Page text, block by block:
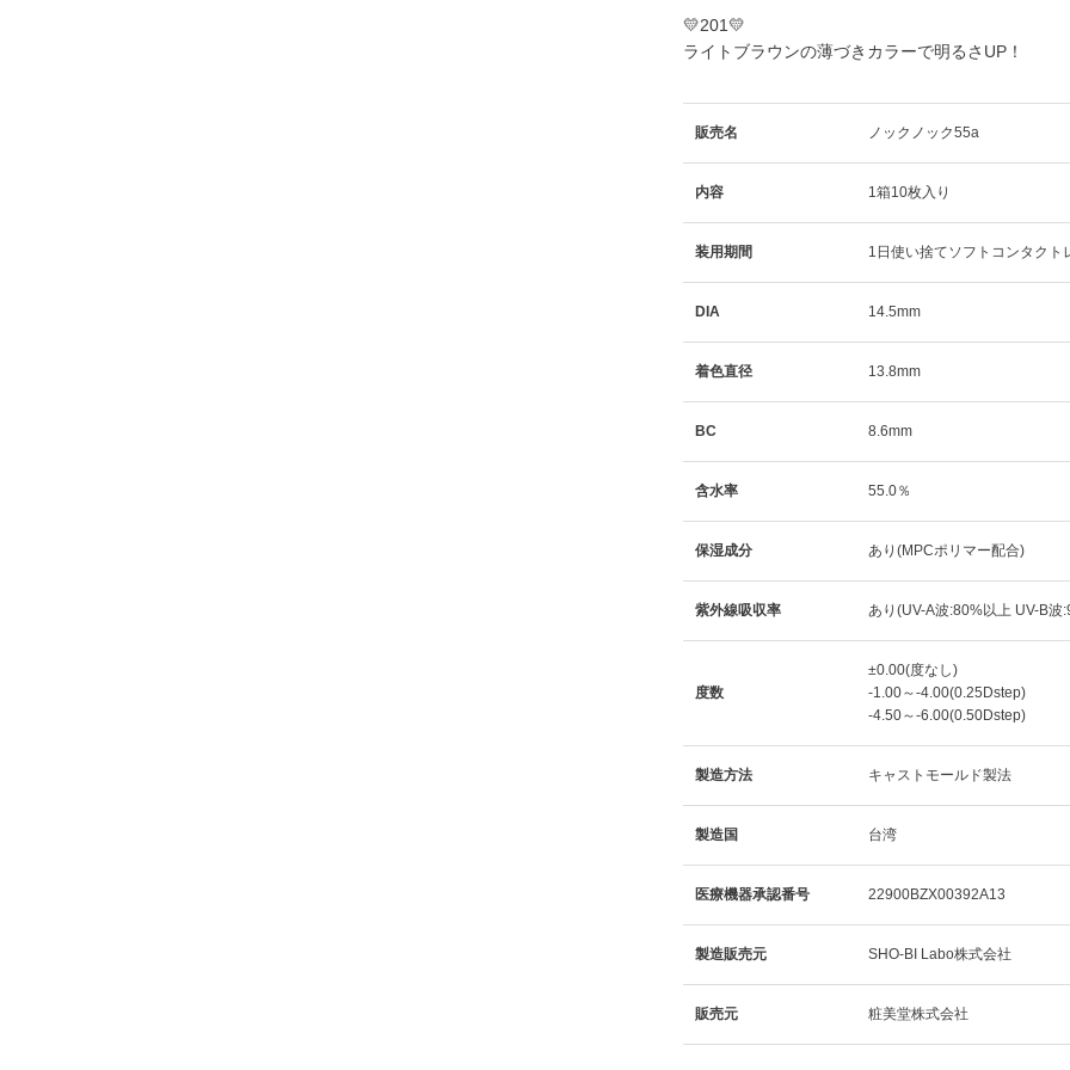
💛201💛
ライトブラウンの薄づきカラーで明るさUP！
販売名 ノックノック55a
内容 1箱10枚入り
装用期間 1日使い捨てソフトコンタクト
DIA 14.5mm
着色直径 13.8mm
BC 8.6mm
含水率 55.0％
保湿成分 あり(MPCポリマー配合)
紫外線吸収率 あり(UV-A波:80%以上 UV-B波
度数
±0.00(度なし)
-1.00～-4.00(0.25Dstep)
-4.50～-6.00(0.50Dstep)
製造方法 キャストモールド製法
製造国 台湾
医療機器承認番号 22900BZX00392A13
製造販売元 SHO-BI Labo株式会社
販売元 粧美堂株式会社